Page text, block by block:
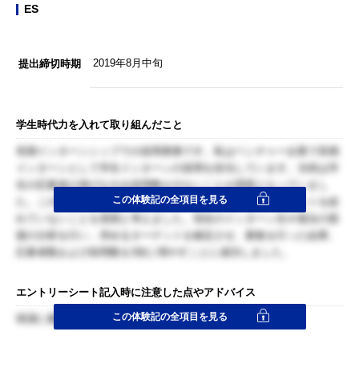
ES
提出締切時期 2019年8月中旬
学生時代力を入れて取り組んだこと
長期インターンシップでの採用業務です。私はベンチャー企業で長期
インターンとして学生インターンの採用を担当しています。当初は学
生の応募者が伸びなやみ採用数が少ないことが課題となっていまし
た。この課題に対し私は、募集段階で求める人物像にターゲットを絞
れていないことを原因と考えました。現在のインターン生や過去の面
接の分析を行い、求めるターゲットを確定させ、募集を行った結果、
応募者数および採用数を3倍に増やすことに成功しました。
この体験記の全項目を見る
エントリーシート記入時に注意した点やアドバイス
簡潔に書く。 この体験記の全項目を見る